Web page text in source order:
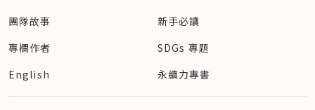
團隊故事
專欄作者
English
新手必讀
SDGs 專題
永續力專書